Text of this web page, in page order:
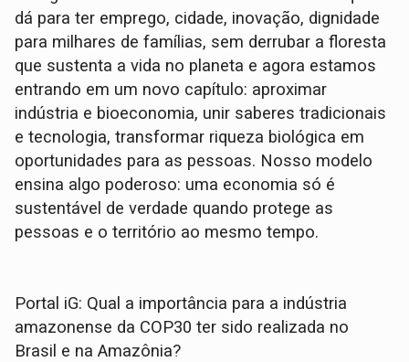
dá para ter emprego, cidade, inovação, dignidade
para milhares de famílias, sem derrubar a floresta
que sustenta a vida no planeta e agora estamos
entrando em um novo capítulo: aproximar
indústria e bioeconomia, unir saberes tradicionais
e tecnologia, transformar riqueza biológica em
oportunidades para as pessoas. Nosso modelo
ensina algo poderoso: uma economia só é
sustentável de verdade quando protege as
pessoas e o território ao mesmo tempo.
Portal iG: Qual a importância para a indústria
amazonense da COP30 ter sido realizada no
Brasil e na Amazônia?